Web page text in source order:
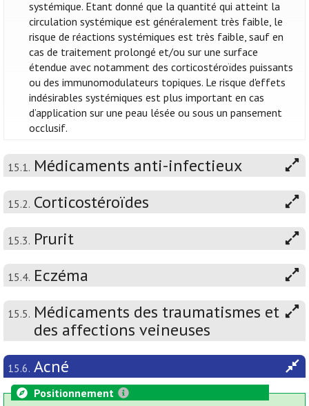
systémique. Etant donné que la quantité qui atteint la
circulation systémique est généralement très faible, le
risque de réactions systémiques est très faible, sauf en
cas de traitement prolongé et/ou sur une surface
étendue avec notamment des corticostéroïdes puissants
ou des immunomodulateurs topiques. Le risque d'effets
indésirables systémiques est plus important en cas
d’application sur une peau lésée ou sous un pansement
occlusif.
15.1. Médicaments anti-infectieux
15.2. Corticostéroïdes
15.3. Prurit
15.4. Eczéma
15.5. Médicaments des traumatismes et
des affections veineuses
15.6. Acné
Positionnement